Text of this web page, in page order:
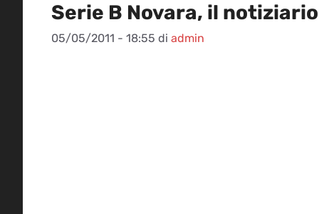
Serie B Novara, il
05/05/2011 - 18:55 di admin